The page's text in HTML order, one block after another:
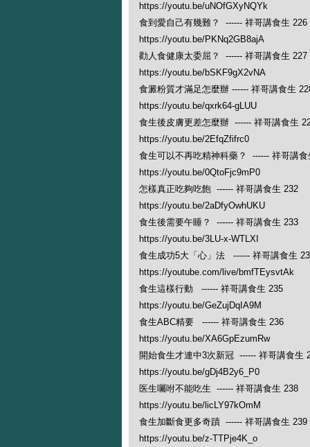
https://youtu.be/uNOfGXyNQYk
食到愛自己有幾難？ ------ 祥哥講食生 226
https://youtu.be/PKNq2GB8ajA
勸人食健康太委屈？ ------ 祥哥講食生 227
https://youtu.be/bSKF9gX2vNA
食澱粉質才滿足怎麼辦 ------ 祥哥講食生
https://youtu.be/qxrk64-gLUU
食生後皮膚更差怎麼辦 ------ 祥哥講食生
https://youtu.be/2EfqZfifrc0
食生可以不再吃精神科藥？ ------ 祥哥講食
https://youtu.be/0QtoFjc9mP0
怎樣真正吃夠吃飽 ------ 祥哥講食生 232
https://youtu.be/2aDfyOwhUKU
食生後需要午睡？ ------ 祥哥講食生 233
https://youtu.be/3LU-x-WTLXI
食生成功5大「心」法 ------ 祥哥講食生
https://youtube.com/live/bmfTEysvtAk
食生這樣行動 ------ 祥哥講食生 235
https://youtu.be/GeZujDqIA9M
食生ABC精要 ------ 祥哥講食生 236
https://youtu.be/XA6GpEzumRw
開始食生才連中3次新冠 ------ 祥哥講食生
https://youtu.be/gDj4B2y6_P0
医生囑咐不能吃生 ------ 祥哥講食生 238
https://youtu.be/licLY97kOmM
食生加斷食更多奇蹟 ------ 祥哥講食生 239
https://youtu.be/z-TTPje4K_o